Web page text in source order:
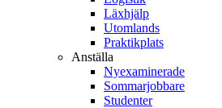
Läxhjälp
Utomlands
Praktikplats
Anställa
Nyexaminerade
Sommarjobbare
Studenter